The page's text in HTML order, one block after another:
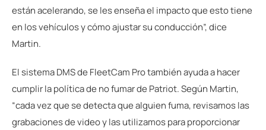
están acelerando, se les enseña el impacto que esto tiene
en los vehículos y cómo ajustar su conducción”, dice
Martin.
El sistema DMS de FleetCam Pro también ayuda a hacer
cumplir la política de no fumar de Patriot. Según Martin,
“cada vez que se detecta que alguien fuma, revisamos las
grabaciones de video y las utilizamos para proporcionar